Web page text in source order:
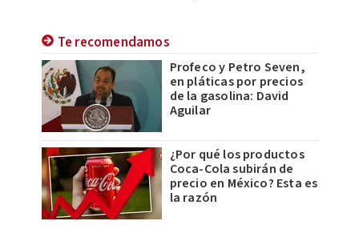
Te recomendamos
Profeco y Petro Seven,
en pláticas por precios
de la gasolina: David
Aguilar
¿Por qué los productos
Coca-Cola subirán de
precio en México? Esta es
la razón